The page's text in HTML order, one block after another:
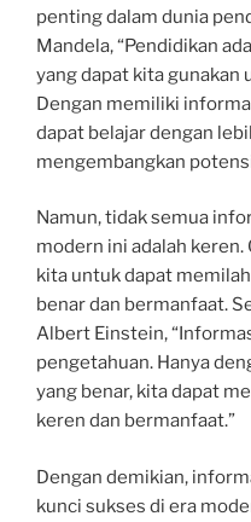
penting dalam dunia
Mandela, “Pendidikan
yang dapat kita gunakan
Dengan memiliki
dapat belajar dengan
mengembangkan
Namun, tidak semua
modern ini adalah
kita untuk dapat
benar dan bermanfaat.
Albert Einstein,
pengetahuan. Hanya
yang benar, kita dapat
keren dan bermanfaat.”
Dengan demikian,
kunci sukses di era